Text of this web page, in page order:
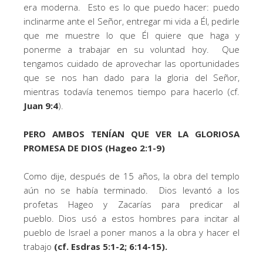
era moderna. Esto es lo que puedo hacer: puedo
inclinarme ante el Señor, entregar mi vida a Él, pedirle
que me muestre lo que Él quiere que haga y
ponerme a trabajar en su voluntad hoy. Que
tengamos cuidado de aprovechar las oportunidades
que se nos han dado para la gloria del Señor,
mientras todavía tenemos tiempo para hacerlo (cf.
Juan 9:4).
PERO AMBOS TENÍAN QUE VER LA GLORIOSA
PROMESA DE DIOS (Hageo 2:1-9)
Como dije, después de 15 años, la obra del templo
aún no se había terminado. Dios levantó a los
profetas Hageo y Zacarías para predicar al
pueblo. Dios usó a estos hombres para incitar al
pueblo de Israel a poner manos a la obra y hacer el
trabajo (cf. Esdras 5:1-2; 6:14-15).